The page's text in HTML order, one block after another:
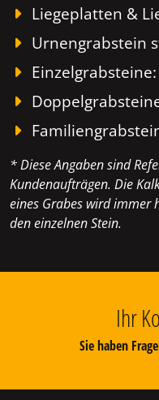
Liegeplatten &
Urnengrabstein
* Diese Angaben sind
Kundenaufträgen. Die
eines Grabes wird immer
den einzelnen Stein.
Ihr
Sie haben